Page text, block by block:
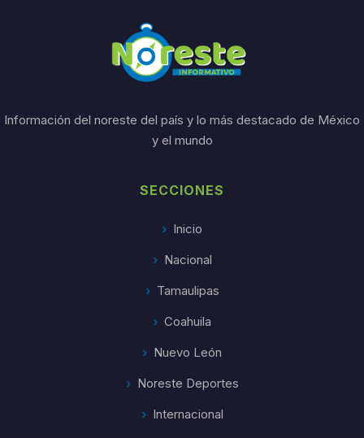
Información del noreste del país y lo más destacado de México
y el mundo
SECCIONES
Inicio
Nacional
Tamaulipas
Coahuila
Nuevo León
Noreste Deportes
Internacional